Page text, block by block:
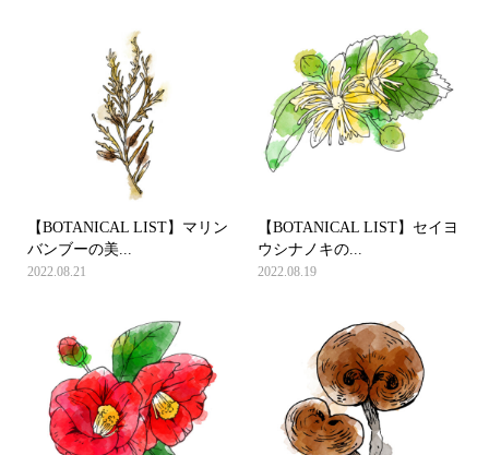
【BOTANICAL LIST】マリン
バンブーの美...
2022.08.21
【BOTANICAL LIST】セイヨ
ウシナノキの...
2022.08.19